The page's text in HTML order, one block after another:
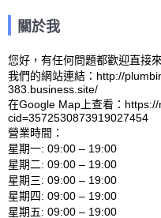
關於我
您好，有任何問題都歡迎直接
我們的網站連結：http://
383.business.site/
在Google Map上查看：
cid=3572530873919027454
營業時間：
星期一: 09:00 – 19:00
星期二: 09:00 – 19:00
星期三: 09:00 – 19:00
星期四: 09:00 – 19:00
星期五: 09:00 – 19:00